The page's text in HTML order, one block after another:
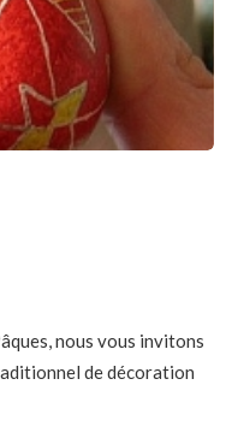
nous vous invitons
de décoration